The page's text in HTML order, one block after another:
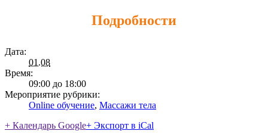
Подробности
Дата:
01.08
Время:
09:00 до 18:00
Мероприятие рубрики:
Online обучение, Массажи тела
+ Календарь Google+ Экспорт в iCal